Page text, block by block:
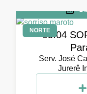
NORTE05.04
Serv. José
Jurerê